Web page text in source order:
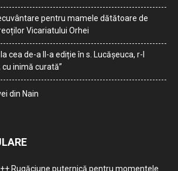
pentru mamele dătătoare de
Vicariatului Orhei
cea de-a II-a ediție în s. Lucășeuca, r-l
cu inimă curată”
din Nain
Rugăciune puternică pentru momentele